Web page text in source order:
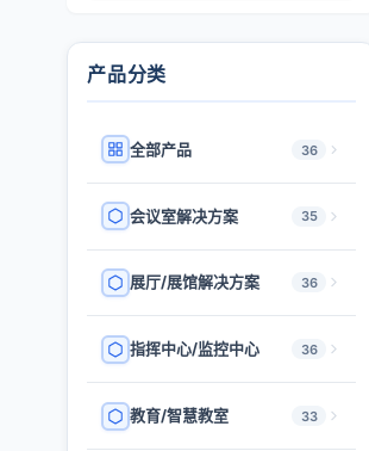
产品分类
全部产品 36
会议室解决方案 35
展厅/展馆解决方案 36
指挥中心/监控中心 36
教育/智慧教室 33